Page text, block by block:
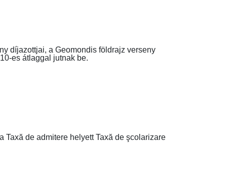
díjazottjai, a Geomondis földrajz verseny
es átlaggal jutnak be.
de admitere helyett Taxă de şcolarizare